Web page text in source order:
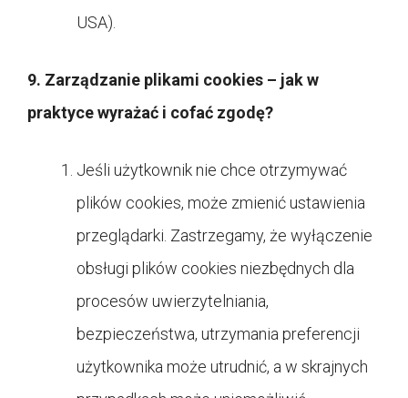
USA).
9. Zarządzanie plikami cookies – jak w
praktyce wyrażać i cofać zgodę?
Jeśli użytkownik nie chce otrzymywać
plików cookies, może zmienić ustawienia
przeglądarki. Zastrzegamy, że wyłączenie
obsługi plików cookies niezbędnych dla
procesów uwierzytelniania,
bezpieczeństwa, utrzymania preferencji
użytkownika może utrudnić, a w skrajnych